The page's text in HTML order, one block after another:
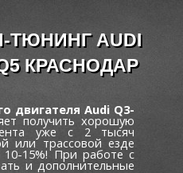
ТЮНИНГ AUDI
КРАСНОДАР
двигателя Audi Q3-
получить хорошую
уже c 2 тысяч
или трассовой езде
15%! При работе с
и дополнительные